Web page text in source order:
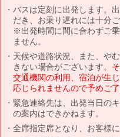
バスは定刻に出発します。
だき、お乗り遅れには十分ご
※出発時間に間に合わずご
ません。
天候や道路状況、また、や
きない場合がございます。
交通機関の利用、宿泊が生
応じられませんので予めご了
緊急連絡先は、出発当日の
の案内はできかねます。
全席指定席となり、お客様